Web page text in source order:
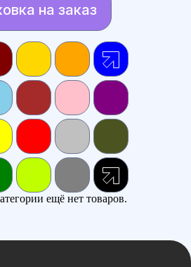
на заказ
ещё нет товаров.